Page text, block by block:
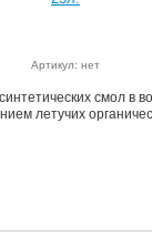
Артикул: нет
смол в
летучих